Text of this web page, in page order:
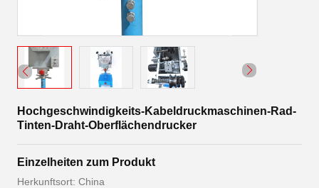
Hochgeschwindigkeits-Kabeldruckmaschinen-Rad-
Tinten-Draht-Oberflächendrucker
Einzelheiten zum Produkt
Herkunftsort: China